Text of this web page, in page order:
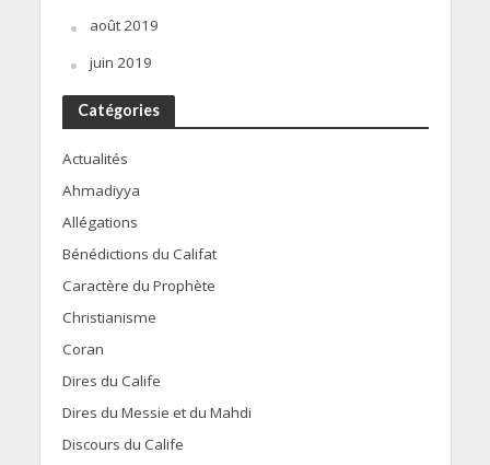
août 2019
juin 2019
Catégories
Actualités
Ahmadiyya
Allégations
Bénédictions du Califat
Caractère du Prophète
Christianisme
Coran
Dires du Calife
Dires du Messie et du Mahdi
Discours du Calife